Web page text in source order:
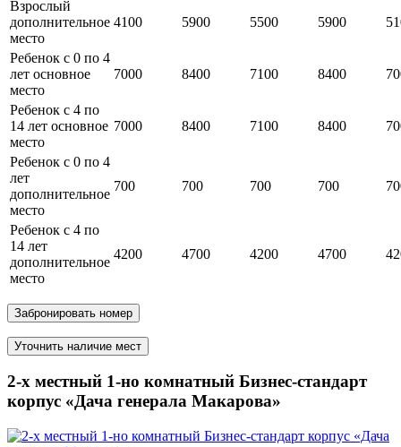
Взрослый
дополнительное
место
4100 5900 5500 5900
Ребенок с 0 по 4
лет основное
место
7000 8400 7100 8400
Ребенок с 4 по
14 лет основное
место
7000 8400 7100 8400
Ребенок с 0 по 4
лет
дополнительное
место
700 700 700 700
Ребенок с 4 по
14 лет
дополнительное
место
4200 4700 4200 4700
Забронировать номер
Уточнить наличие мест
2-х местный 1-но комнатный Бизнес-стандарт
корпус «Дача генерала Макарова»